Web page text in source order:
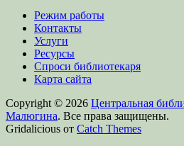
Режим работы
Контакты
Услуги
Ресурсы
Спроси библиотекаря
Карта сайта
Copyright © 2026 Центральная
Малюгина. Все права защищены.
Gridalicious от Catch Themes